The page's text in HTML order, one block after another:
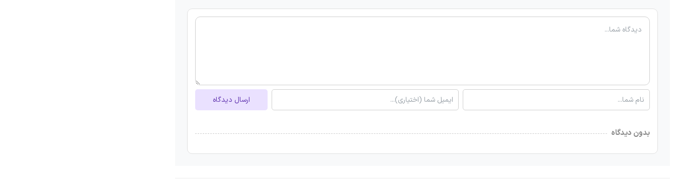
ارسال دیدگاه
بدون دیدگاه